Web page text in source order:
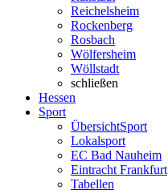
Reichelsheim
Rockenberg
Rosbach
Wölfersheim
Wöllstadt
schließen
Hessen
Sport
ÜbersichtSport
Lokalsport
EC Bad Nauheim
Eintracht Frankfurt
Tabellen